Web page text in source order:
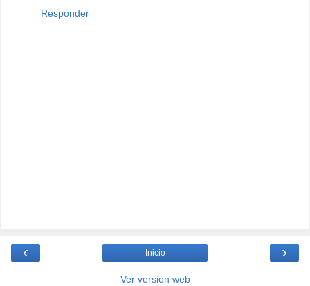
Responder
‹ ›
Inicio
Ver versión web